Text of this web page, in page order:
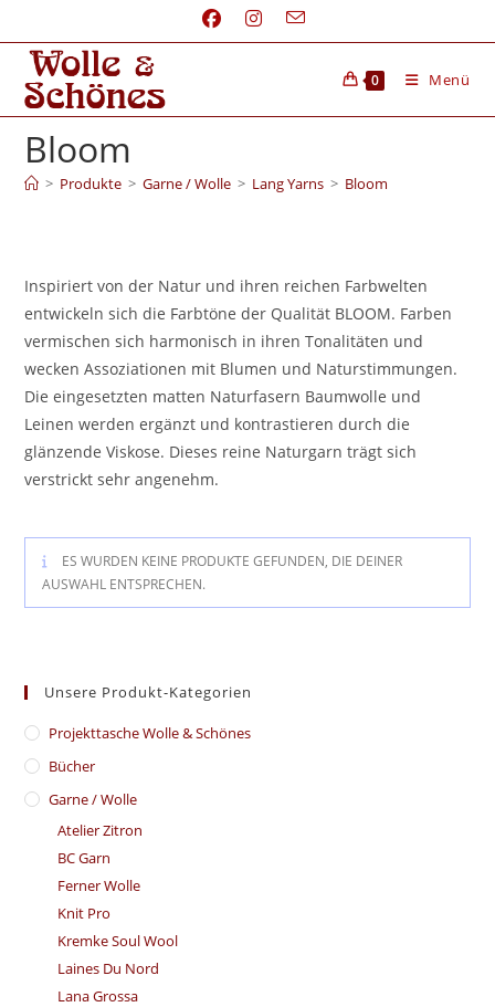
0 Menü
Bloom
> Produkte > Garne / Wolle > Lang Yarns > Bloom
Inspiriert von der Natur und ihren reichen Farbwelten
entwickeln sich die Farbtöne der Qualität BLOOM. Farben
vermischen sich harmonisch in ihren Tonalitäten und
wecken Assoziationen mit Blumen und Naturstimmungen.
Die eingesetzten matten Naturfasern Baumwolle und
Leinen werden ergänzt und kontrastieren durch die
glänzende Viskose. Dieses reine Naturgarn trägt sich
verstrickt sehr angenehm.
ES WURDEN KEINE PRODUKTE GEFUNDEN, DIE DEINER
AUSWAHL ENTSPRECHEN.
Unsere Produkt-Kategorien
​Projekttasche Wolle & Schönes
Bücher
Garne / Wolle
Atelier Zitron
BC Garn
Ferner Wolle
Knit Pro
Kremke Soul Wool
Laines Du Nord
Lana Grossa